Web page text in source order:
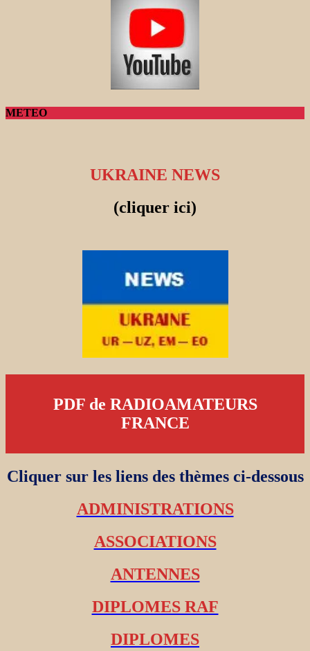
METEO
UKRAINE NEWS
(cliquer ici)
PDF de RADIOAMATEURS
FRANCE
Cliquer sur les liens des thèmes ci-dessous
ADMINISTRATIONS
ASSOCIATIONS
ANTENNES
DIPLOMES RAF
DIPLOMES